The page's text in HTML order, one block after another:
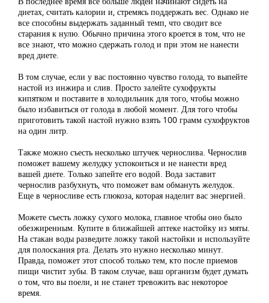
диетах, считать калории и, стремясь поддержать вес. Однако не
все способны выдержать заданный темп, что сводит все
старания к нулю. Обычно причина этого кроется в том, что не
все знают, что можно сдержать голод и при этом не нанести
вред диете.
В том случае, если у вас постоянно чувство голода, то выпейте
настой из инжира и слив. Просто залейте сухофрукты
кипятком и поставите в холодильник для того, чтобы можно
было избавиться от голода в любой момент. Для того чтобы
приготовить такой настой нужно взять 100 грамм сухофруктов
на один литр.
Также можно съесть несколько штучек чернослива. Чернослив
поможет вашему желудку успокоиться и не нанести вред
вашей диете. Только запейте его водой. Вода заставит
чернослив разбухнуть, что поможет вам обмануть желудок.
Еще в черносливе есть глюкоза, которая наделит вас энергией.
Можете съесть ложку сухого молока, главное чтобы оно было
обезжиренным. Купите в ближайшей аптеке настойку из мяты.
На стакан воды разведите ложку такой настойки и используйте
для полоскания рта. Делать это нужно несколько минут.
Правда, поможет этот способ только тем, кто после приемов
пищи чистит зубы. В таком случае, ваш организм будет думать
о том, что вы поели, и не станет тревожить вас некоторое
время.